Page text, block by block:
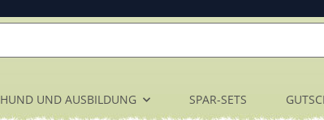
HUND UND AUSBILDUNG SPAR-SETS